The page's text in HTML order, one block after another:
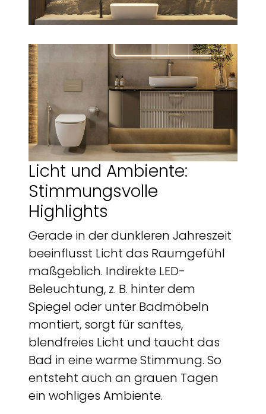
Licht und Ambiente:
Stimmungsvolle
Highlights
Gerade in der dunkleren Jahreszeit
beeinflusst Licht das Raumgefühl
maßgeblich. Indirekte LED-
Beleuchtung, z. B. hinter dem
Spiegel oder unter Badmöbeln
montiert, sorgt für sanftes,
blendfreies Licht und taucht das
Bad in eine warme Stimmung. So
entsteht auch an grauen Tagen
ein wohliges Ambiente.